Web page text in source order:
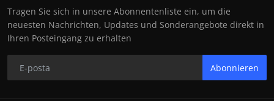
Tragen Sie sich in unsere Abonnentenliste ein, um die
neuesten Nachrichten, Updates und Sonderangebote direkt in
Ihren Posteingang zu erhalten
Abonnieren